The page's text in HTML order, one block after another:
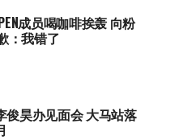
成员喝咖啡挨轰 向粉
：我错了
俊昊办见面会 大马站落